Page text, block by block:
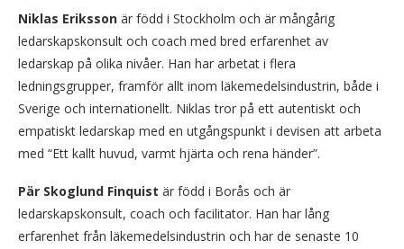
Niklas Eriksson är född i Stockholm och är mångårig
ledarskapskonsult och coach med bred erfarenhet av
ledarskap på olika nivåer. Han har arbetat i flera
ledningsgrupper, framför allt inom läkemedelsindustrin, både i
Sverige och internationellt. Niklas tror på ett autentiskt och
empatiskt ledarskap med en utgångspunkt i devisen att arbeta
med “Ett kallt huvud, varmt hjärta och rena händer”.
Pär Skoglund Finquist är född i Borås och är
ledarskapskonsult, coach och facilitator. Han har lång
erfarenhet från läkemedelsindustrin och har de senaste 10